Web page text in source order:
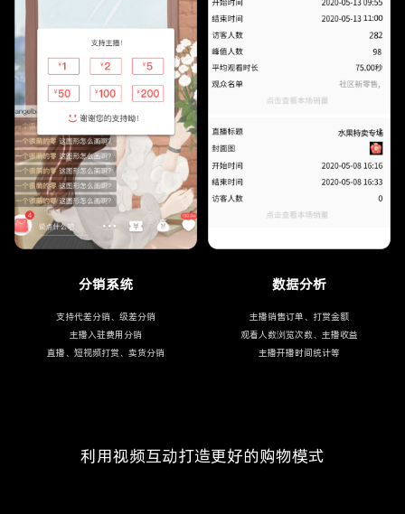
分销系统
支持代差分销、级差分销
主播入驻费用分销
直播、短视频打赏、卖货分销
数据分析
主播销售订单、打赏金额
观看人数浏览次数、主播收益
主播开播时间统计等
利用视频互动打造更好的购物模式